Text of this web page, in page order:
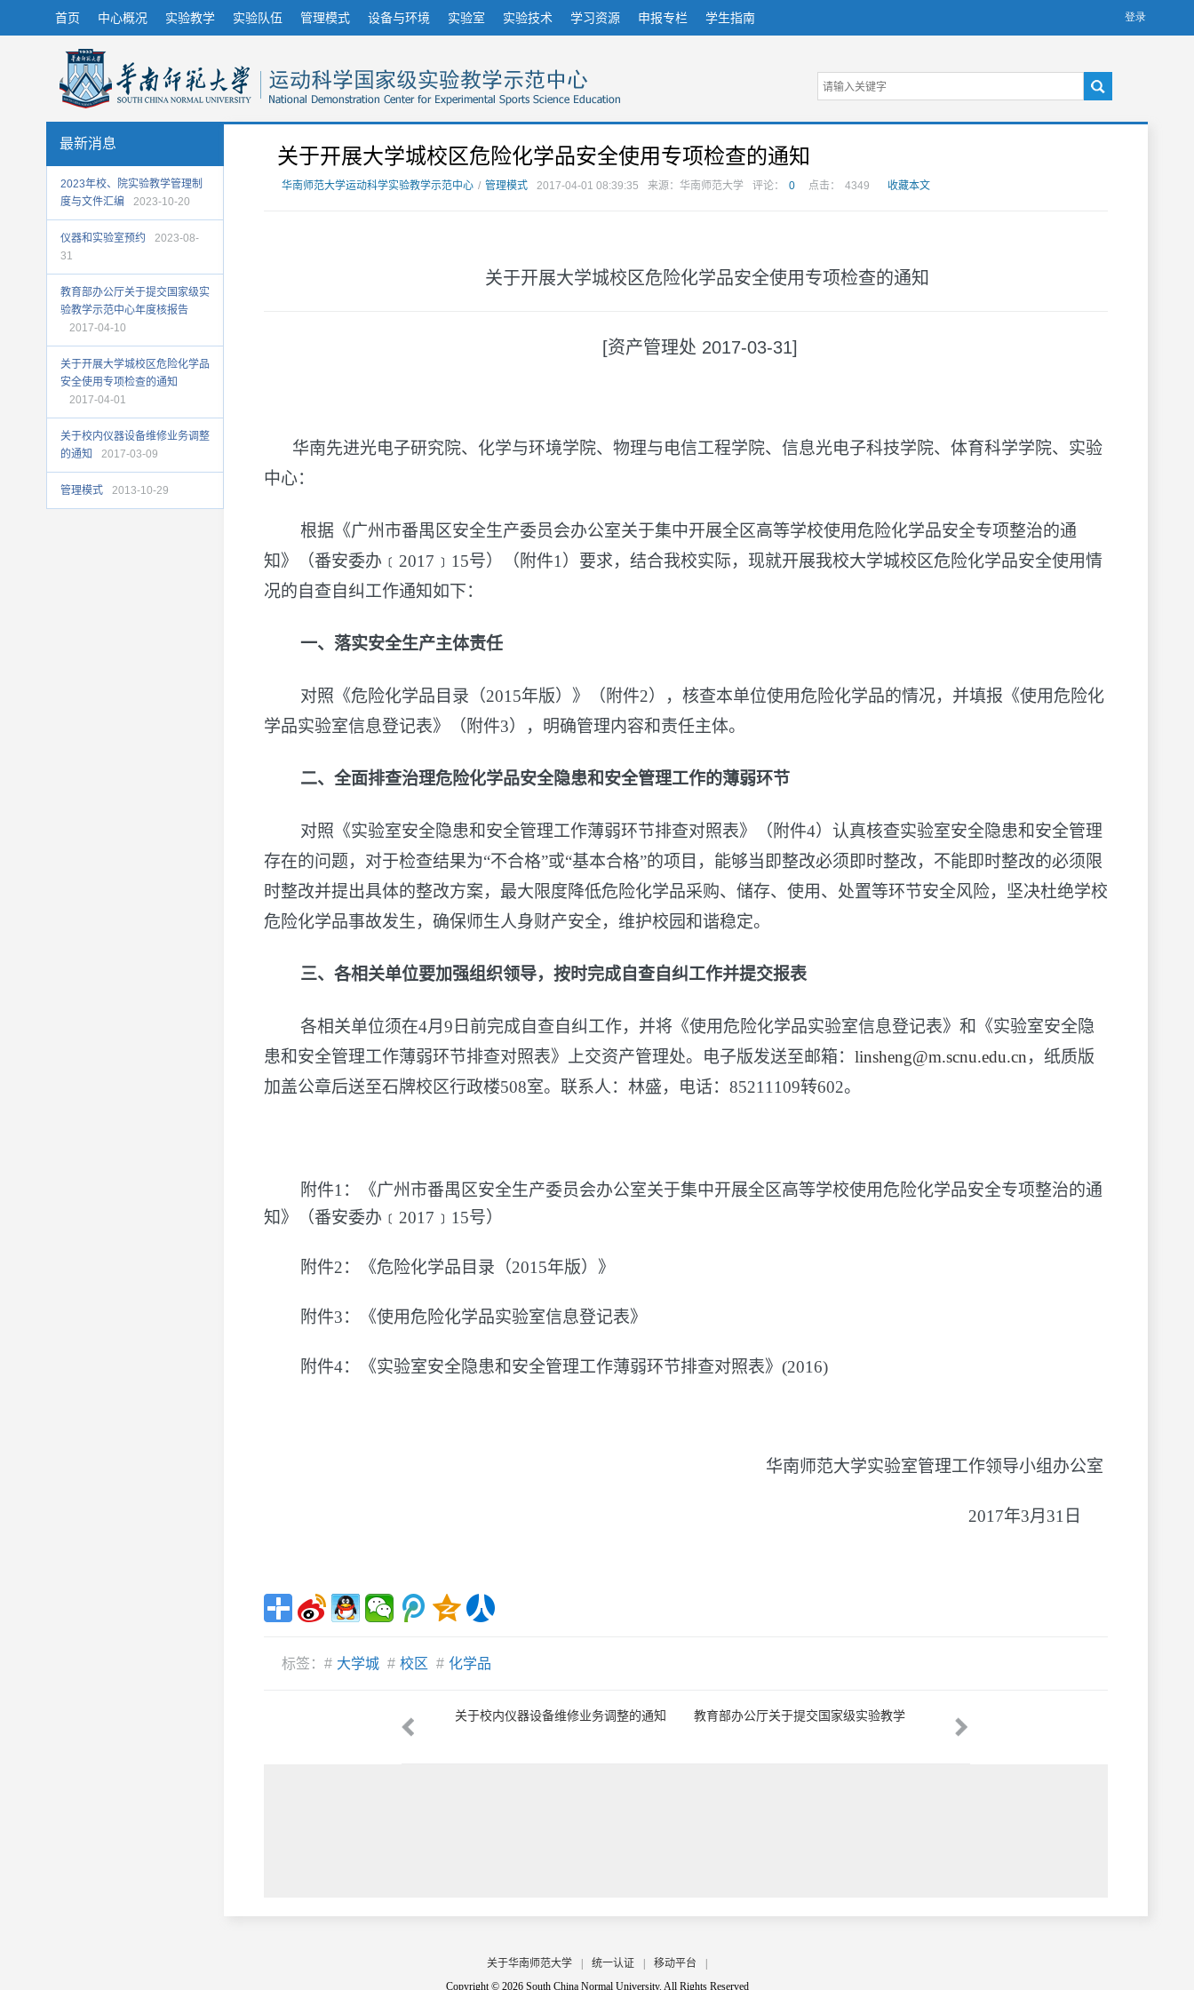
首页 中心概况 实验教学 实验队伍 管理模式 设备与环境 实验室 实验技术 学习资源 申报专栏 学生指南
最新消息
2023年校、院实验教学管理制
度与文件汇编
2023-10-20
仪器和实验室预约
2023-08-
31
教育部办公厅关于提交国家级实
验教学示范中心年度核报告
2017-04-10
关于开展大学城校区危险化学品
安全使用专项检查的通知
2017-04-01
关于校内仪器设备维修业务调整
的通知
2017-03-09
管理模式 2013-10-29
关于开展大学城校区危险化学品安全使用专项检查的通知
华南师范大学运动科学实验教学示范中心 / 管理模式 2017-04-01 08:39:35 来源：华南师范大学 评论： 0 点击： 4349 收藏本文
关于开展大学城校区危险化学品安全使用专项检查的通知
[资产管理处 2017-03-31]
华南先进光电子研究院、化学与环境学院、物理与电信工程学院、信息光电子科技学院、体育科学学院、实验
中心：
根据《广州市番禺区安全生产委员会办公室关于集中开展全区高等学校使用危险化学品安全专项整治的通
知》（番安委办﹝2017﹞15号）（附件1）要求，结合我校实际，现就开展我校大学城校区危险化学品安全使用情
况的自查自纠工作通知如下：
一、落实安全生产主体责任
对照《危险化学品目录（2015年版）》（附件2），核查本单位使用危险化学品的情况，并填报《使用危险化
学品实验室信息登记表》（附件3），明确管理内容和责任主体。
二、全面排查治理危险化学品安全隐患和安全管理工作的薄弱环节
对照《实验室安全隐患和安全管理工作薄弱环节排查对照表》（附件4）认真核查实验室安全隐患和安全管理
存在的问题，对于检查结果为“不合格”或“基本合格”的项目，能够当即整改必须即时整改，不能即时整改的必须限
时整改并提出具体的整改方案，最大限度降低危险化学品采购、储存、使用、处置等环节安全风险，坚决杜绝学校
危险化学品事故发生，确保师生人身财产安全，维护校园和谐稳定。
三、各相关单位要加强组织领导，按时完成自查自纠工作并提交报表
各相关单位须在4月9日前完成自查自纠工作，并将《使用危险化学品实验室信息登记表》和《实验室安全隐
患和安全管理工作薄弱环节排查对照表》上交资产管理处。电子版发送至邮箱： linsheng@m.scnu.edu.cn，纸质版
加盖公章后送至石牌校区行政楼508室。联系人：林盛，电话：85211109转602。
附件1：《广州市番禺区安全生产委员会办公室关于集中开展全区高等学校使用危险化学品安全专项整治的通
知》（番安委办﹝2017﹞15号）
附件2：《危险化学品目录（2015年版）》
附件3：《使用危险化学品实验室信息登记表》
附件4：《实验室安全隐患和安全管理工作薄弱环节排查对照表》(2016)
华南师范大学实验室管理工作领导小组办公室
2017年3月31日
标签：# 大学城 # 校区 # 化学品
教育部办公厅关于提交国家级实验教学
关于校内仪器设备维修业务调整的通知
教育部办公厅关于提交国家级实验教学
关于校内仪器设备维修业务调整的通知
关于华南师范大学 统一认证 移动平台
Copyright © 2026 South China Normal University. All Rights Reserved